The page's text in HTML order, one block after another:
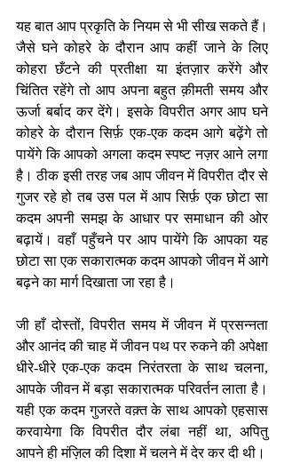
यह बात आप प्रकृति के नियम से भी सीख सकते हैं।
जैसे घने कोहरे के दौरान आप कहीं जाने के लिए
कोहरा छँटने की प्रतीक्षा या इंतज़ार करेंगे और
चिंतित रहेंगे तो आप अपना बहुत क़ीमती समय और
ऊर्जा बर्बाद कर देंगे। इसके विपरीत अगर आप घने
कोहरे के दौरान सिर्फ़ एक-एक कदम आगे बढ़ेंगे तो
पायेंगे कि आपको अगला कदम स्पष्ट नज़र आने लगा
है। ठीक इसी तरह जब आप जीवन में विपरीत दौर से
गुजर रहे हो तब उस पल में आप सिर्फ़ एक छोटा सा
कदम अपनी समझ के आधार पर समाधान की ओर
बढ़ायें। वहाँ पहुँचने पर आप पायेंगे कि आपका यह
छोटा सा एक सकारात्मक कदम आपको जीवन में आगे
बढ़ने का मार्ग दिखाता जा रहा है।
जी हाँ दोस्तों, विपरीत समय में जीवन में प्रसन्नता
और आनंद की चाह में जीवन पथ पर रुकने की अपेक्षा
धीरे-धीरे एक-एक कदम निरंतरता के साथ चलना,
आपके जीवन में बड़ा सकारात्मक परिवर्तन लाता है।
यही एक कदम गुजरते वक़्त के साथ आपको एहसास
करवायेगा कि विपरीत दौर लंबा नहीं था, अपितु
आपने ही मंज़िल की दिशा में चलने में देर कर दी थी।